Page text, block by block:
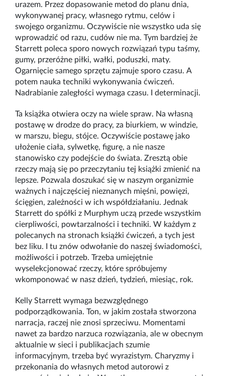
urazem. Przez dopasowanie metod do planu dnia,
wykonywanej pracy, własnego rytmu, celów i
swojego organizmu. Oczywiście nie wszystko uda się
wprowadzić od razu, cudów nie ma. Tym bardziej że
Starrett poleca sporo nowych rozwiązań typu taśmy,
gumy, przeróżne piłki, wałki, poduszki, maty.
Ogarnięcie samego sprzętu zajmuje sporo czasu. A
potem nauka techniki wykonywania ćwiczeń.
Nadrabianie zaległości wymaga czasu. I determinacji.
Ta książka otwiera oczy na wiele spraw. Na własną
postawę w drodze do pracy, za biurkiem, w windzie,
w marszu, biegu, stójce. Oczywiście postawę jako
ułożenie ciała, sylwetkę, figurę, a nie nasze
stanowisko czy podejście do świata. Zresztą obie
rzeczy mają się po przeczytaniu tej książki zmienić na
lepsze. Pozwala doszukać się w naszym organizmie
ważnych i najczęściej nieznanych mięśni, powięzi,
ścięgien, zależności w ich współdziałaniu. Jednak
Starrett do spółki z Murphym uczą przede wszystkim
cierpliwości, powtarzalności i techniki. W każdym z
polecanych na stronach książki ćwiczeń, a tych jest
bez liku. I tu znów odwołanie do naszej świadomości,
możliwości i potrzeb. Trzeba umiejętnie
wyselekcjonować rzeczy, które spróbujemy
wkomponować w nasz dzień, tydzień, miesiąc, rok.
Kelly Starrett wymaga bezwzględnego
podporządkowania. Ton, w jakim została stworzona
narracja, raczej nie znosi sprzeciwu. Momentami
nawet za bardzo narzuca rozwiązania, ale w obecnym
aktualnie w sieci i publikacjach szumie
informacyjnym, trzeba być wyrazistym. Charyzmy i
przekonania do własnych metod autorowi z